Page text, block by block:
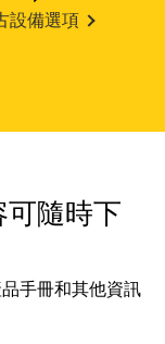
設備選項
可隨時下
手冊和其他資訊